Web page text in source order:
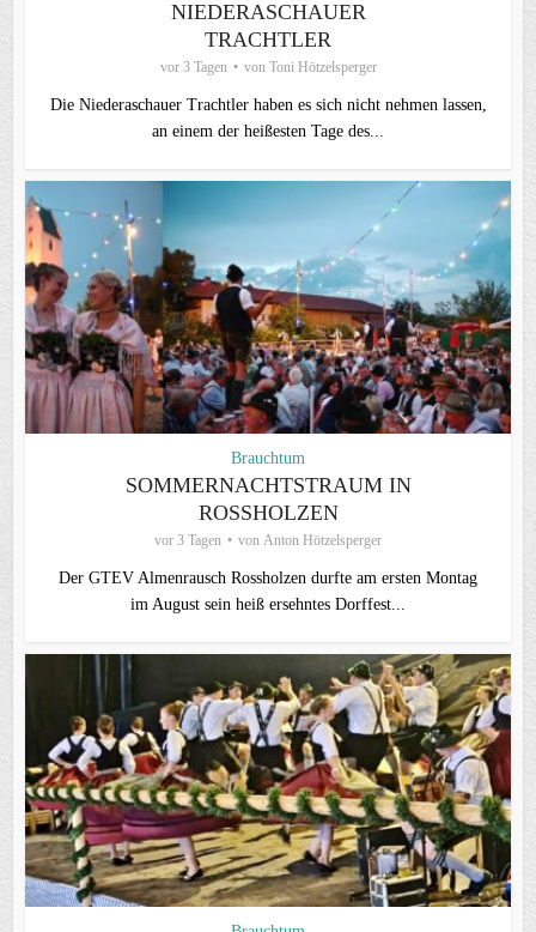
NIEDERASCHAUER
TRACHTLER
vor 3 Tagen von Toni Hötzelsperger
Die Niederaschauer Trachtler haben es sich nicht nehmen lassen,
an einem der heißesten Tage des...
Brauchtum
SOMMERNACHTSTRAUM IN
ROSSHOLZEN
vor 3 Tagen von Anton Hötzelsperger
Der GTEV Almenrausch Rossholzen durfte am ersten Montag
im August sein heiß ersehntes Dorffest...